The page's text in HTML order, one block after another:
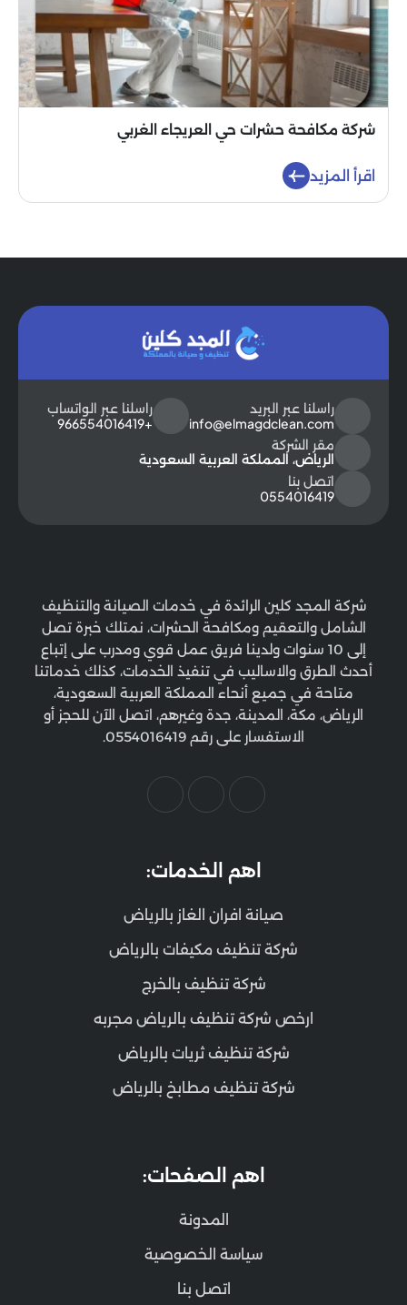
شركة مكافحة حشرات حي العريجاء الغربي
اقرأ المزيد
راسلنا عبر البريد
info@elmagdclean.com
راسلنا عبر الواتساب
+966554016419
مقر الشركة
الرياض، المملكة العربية السعودية
اتصل بنا
0554016419
شركة المجد كلين الرائدة في خدمات الصيانة والتنظيف
الشامل والتعقيم ومكافحة الحشرات، نمتلك خبرة تصل
إلى 10 سنوات ولدينا فريق عمل قوي ومدرب على إتباع
أحدث الطرق والاساليب في تنفيذ الخدمات، كذلك خدماتنا
متاحة في جميع أنحاء المملكة العربية السعودية،
الرياض، مكة، المدينة، جدة وغيرهم، اتصل الآن للحجز أو
الاستفسار على رقم 0554016419.
اهم الخدمات:
صيانة افران الغاز بالرياض
شركة تنظيف مكيفات بالرياض
شركة تنظيف بالخرج
ارخص شركة تنظيف بالرياض مجربه
شركة تنظيف ثريات بالرياض
شركة تنظيف مطابخ بالرياض
اهم الصفحات:
المدونة
سياسة الخصوصية
اتصل بنا